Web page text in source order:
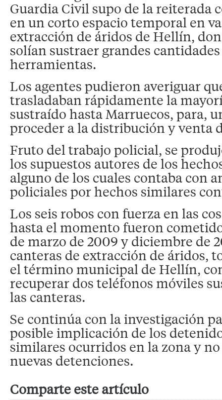
Guardia Civil supo de la reiterada
en un corto espacio temporal en
extracción de áridos de Hellín,
solían sustraer grandes
herramientas.
Los agentes pudieron averiguar
trasladaban rápidamente la
sustraído hasta Marruecos, para,
proceder a la distribución y venta
Fruto del trabajo policial, se
los supuestos autores de los
alguno de los cuales contaba con
policiales por hechos similares
Los seis robos con fuerza en las
hasta el momento fueron
de marzo de 2009 y diciembre de
canteras de extracción de áridos,
el término municipal de Hellín,
recuperar dos teléfonos móviles
las canteras.
Se continúa con la investigación
posible implicación de los
similares ocurridos en la zona y
nuevas detenciones.
Comparte este artículo